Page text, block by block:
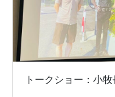
トークショー：小